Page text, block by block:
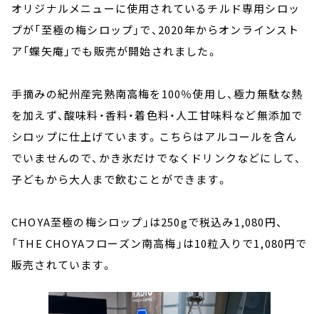
オリジナルメニューに使用されているチルド専用シロッ
プが「至極の梅シロップ」で、2020年からオンラインスト
ア「蝶矢庵」でも販売が開始されました。
手摘みの紀州産完熟南高梅を100％使用し、極力無駄な熱
を加えず、酸味料・香料・着色料・人工甘味料など無添加で
シロップに仕上げています。こちらはアルコールを含ん
でいませんので、かき氷だけでなくドリンクなどにして、
子どもから大人まで飲むことができます。
CHOYA至極の梅シロップ」は250gで税込み1,080円、
「THE CHOYAフローズン南高梅」は10粒入りで1,080円で
販売されています。